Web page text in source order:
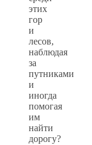
этих
гор
и
лесов,
наблюдая
за
путниками
и
иногда
помогая
им
найти
дорогу?